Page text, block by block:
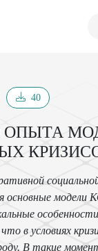
40
основные
в условиях
В такие